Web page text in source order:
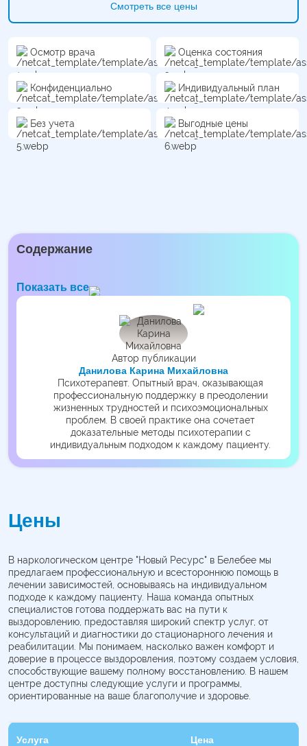
Смотреть все цены
Осмотр врача Оценка состояния
Конфиденциально Индивидуальный план
Без учета Выгодные цены
Содержание
Показать все
Автор публикации
Данилова Карина Михайловна
Психотерапевт. Опытный врач, оказывающая
профессиональную поддержку в преодолении
жизненных трудностей и психоэмоциональных
проблем. В своей практике она сочетает
доказательные методы психотерапии с
индивидуальным подходом к каждому пациенту.
Цены
В наркологическом центре "Новый Ресурс" в Белебее мы
предлагаем профессиональную и всестороннюю помощь в
лечении зависимостей, основываясь на индивидуальном
подходе к каждому пациенту. Наша команда опытных
специалистов готова поддержать вас на пути к
выздоровлению, предоставляя широкий спектр услуг, от
консультаций и диагностики до стационарного лечения и
реабилитации. Мы понимаем, насколько важен комфорт и
доверие в процессе выздоровления, поэтому создаем условия,
способствующие вашему полному восстановлению. В нашем
центре доступны следующие услуги и программы,
ориентированные на ваше благополучие и здоровье.
Услуга Цена